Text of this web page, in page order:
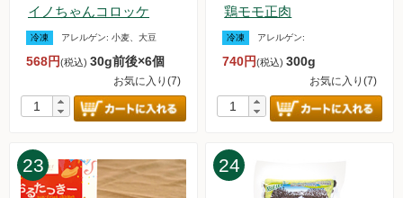
2023.6.24【毎週土曜日更新！】アイテムを更新しました。
2023.6.17【毎週土曜日更新！】アイテムを更新しました。
2023.6.3【毎週土曜日更新！】アイテムを更新しました。
2023.5.27【毎週土曜日更新！】アイテムを更新しました。
2023.5.22【緊急】ドライアイス不足について
2023.5.13【毎週土曜日更新！】アイテムを更新しました。
2023.5.6【毎週土曜日更新！】アイテムを更新しました。
2023.4.29【毎週土曜日更新！】アイテムを更新しました。
イノちゃんコロッケ
冷凍 アレルゲン: 小麦、大豆
568円(税込) 30g前後×6個
お気に入り(7)
鶏モモ正肉
冷凍 アレルゲン:
740円(税込)300g
お気に入り(7)
23 24